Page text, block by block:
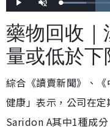
播
放
開
啟
效
載
入
:
1
6
7
9
%
藥物回收｜
量或低於下
綜合《讀賣新聞》、
健康」表示，公司在
Saridon A其中1種成